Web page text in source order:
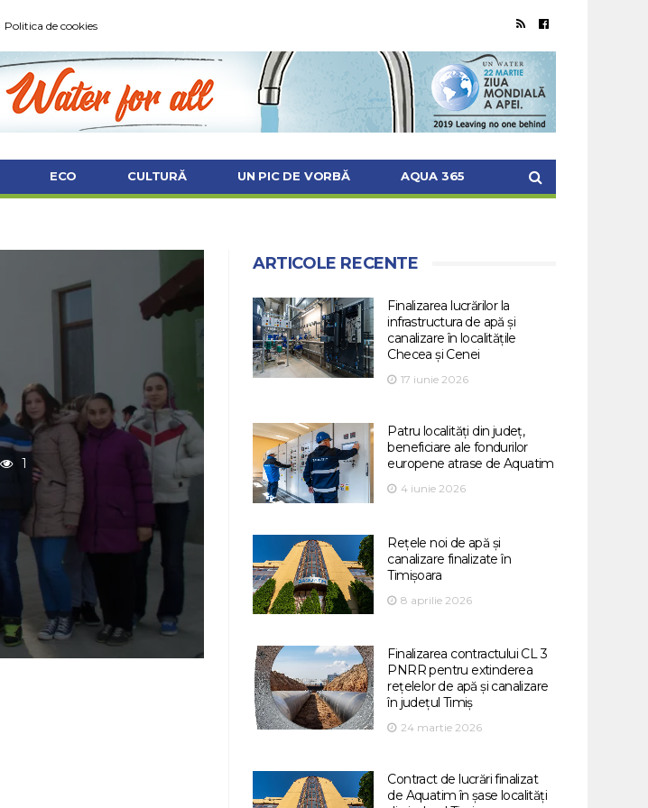
Politica de cookies
ECO CULTURĂ UN PIC DE VORBĂ AQUA 365
1
ARTICOLE RECENTE
Finalizarea lucrărilor la
infrastructura de apă și
canalizare în localitățile
Checea și Cenei
17 iunie 2026
Patru localități din județ,
beneficiare ale fondurilor
europene atrase de Aquatim
4 iunie 2026
Rețele noi de apă și
canalizare finalizate în
Timișoara
8 aprilie 2026
Finalizarea contractului CL 3
PNRR pentru extinderea
rețelelor de apă și canalizare
în județul Timiș
24 martie 2026
Contract de lucrări finalizat
de Aquatim în șase localități